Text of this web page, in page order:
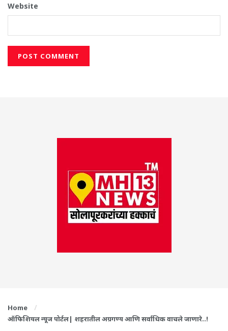
Website
Home
ऑफिशियल न्यूज पोर्टल| शहरातील अग्रगण्य आणि सर्वाधिक वाचले जाणारे..!